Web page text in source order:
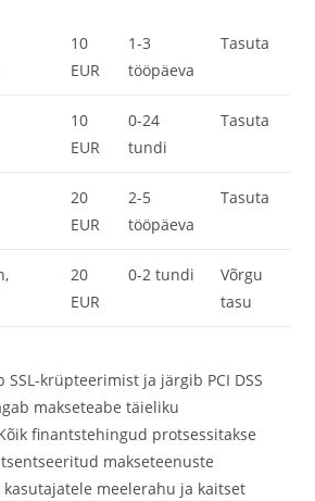
10
EUR
1-3
tööpäeva
Tasuta
10
EUR
0-24
tundi
Tasuta
20
EUR
2-5
tööpäeva
Tasuta
20
EUR
0-2 tundi
Võrgu
tasu
krüpteerimist ja järgib PCI DSS
makseteabe täieliku
finantstehingud protsessitakse
makseteenuste
kasutajatele meelerahu ja kaitset